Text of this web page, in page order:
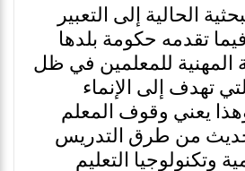
الحالية إلى التعبير
تقدمه حكومة بلدها
المهنية للمعلمين في ظل
تهدف إلى الإنماء
يعني وقوف المعلم
من طرق التدريس
وتكنولوجيا التعليم